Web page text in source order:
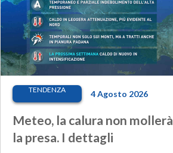
TENDENZA 4 Agosto 2026
Meteo, la calura non mollerà
la presa. I dettagli